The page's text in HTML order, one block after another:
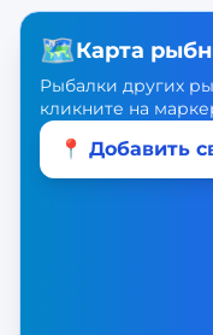
🗺️Карта
Рыбалки других
кликните на
📍 Добавить